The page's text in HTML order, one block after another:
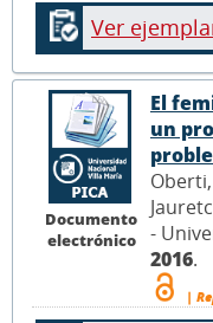
Ver
Documento
electrónico
El
un
-
2016.
|